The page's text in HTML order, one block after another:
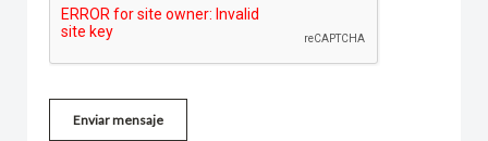
Enviar mensaje